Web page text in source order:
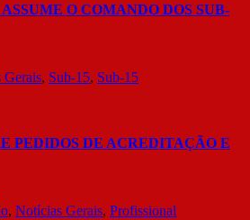
O COMANDO DOS SUB-
Gerais, Sub-15, Sub-15
PEDIDOS DE ACREDITAÇÃO E
, Notícias Gerais, Profissional